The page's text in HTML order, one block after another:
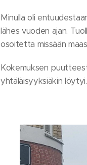
Minulla oli
lähes vuoden ajan.
osoitetta missään
Kokemuksen
yhtäläisyyksiäkin